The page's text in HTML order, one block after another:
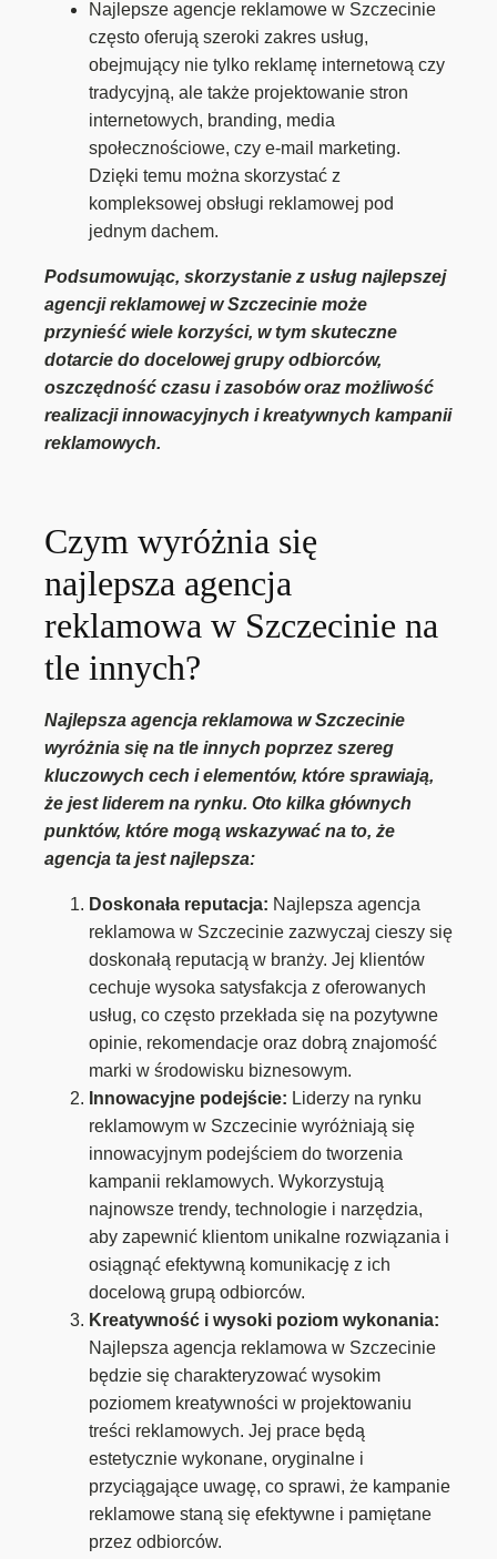
Najlepsze agencje reklamowe w Szczecinie
często oferują szeroki zakres usług,
obejmujący nie tylko reklamę internetową czy
tradycyjną, ale także projektowanie stron
internetowych, branding, media
społecznościowe, czy e-mail marketing.
Dzięki temu można skorzystać z
kompleksowej obsługi reklamowej pod
jednym dachem.
Podsumowując, skorzystanie z usług najlepszej
agencji reklamowej w Szczecinie może
przynieść wiele korzyści, w tym skuteczne
dotarcie do docelowej grupy odbiorców,
oszczędność czasu i zasobów oraz możliwość
realizacji innowacyjnych i kreatywnych kampanii
reklamowych.
Czym wyróżnia się
najlepsza agencja
reklamowa w Szczecinie na
tle innych?
Najlepsza agencja reklamowa w Szczecinie
wyróżnia się na tle innych poprzez szereg
kluczowych cech i elementów, które sprawiają,
że jest liderem na rynku. Oto kilka głównych
punktów, które mogą wskazywać na to, że
agencja ta jest najlepsza:
Doskonała reputacja: Najlepsza agencja
reklamowa w Szczecinie zazwyczaj cieszy się
doskonałą reputacją w branży. Jej klientów
cechuje wysoka satysfakcja z oferowanych
usług, co często przekłada się na pozytywne
opinie, rekomendacje oraz dobrą znajomość
marki w środowisku biznesowym.
Innowacyjne podejście: Liderzy na rynku
reklamowym w Szczecinie wyróżniają się
innowacyjnym podejściem do tworzenia
kampanii reklamowych. Wykorzystują
najnowsze trendy, technologie i narzędzia,
aby zapewnić klientom unikalne rozwiązania i
osiągnąć efektywną komunikację z ich
docelową grupą odbiorców.
Kreatywność i wysoki poziom wykonania:
Najlepsza agencja reklamowa w Szczecinie
będzie się charakteryzować wysokim
poziomem kreatywności w projektowaniu
treści reklamowych. Jej prace będą
estetycznie wykonane, oryginalne i
przyciągające uwagę, co sprawi, że kampanie
reklamowe staną się efektywne i pamiętane
przez odbiorców.